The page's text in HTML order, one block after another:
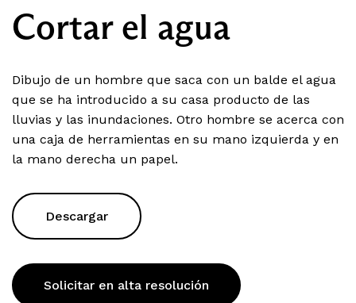
Cortar el agua
Dibujo de un hombre que saca con un balde el agua
que se ha introducido a su casa producto de las
lluvias y las inundaciones. Otro hombre se acerca con
una caja de herramientas en su mano izquierda y en
la mano derecha un papel.
Descargar
Solicitar en alta resolución